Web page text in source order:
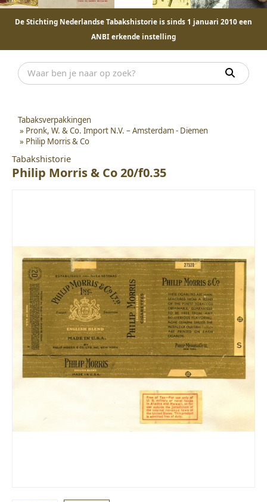
De Stichting Nederlandse Tabakshistorie is sinds 1 januari 2010 een
ANBI erkende instelling
Tabaksverpakkingen
» Pronk, W. & Co. Import N.V. – Amsterdam - Diemen
» Philip Morris & Co
Tabakshistorie
Philip Morris & Co 20/f0.35